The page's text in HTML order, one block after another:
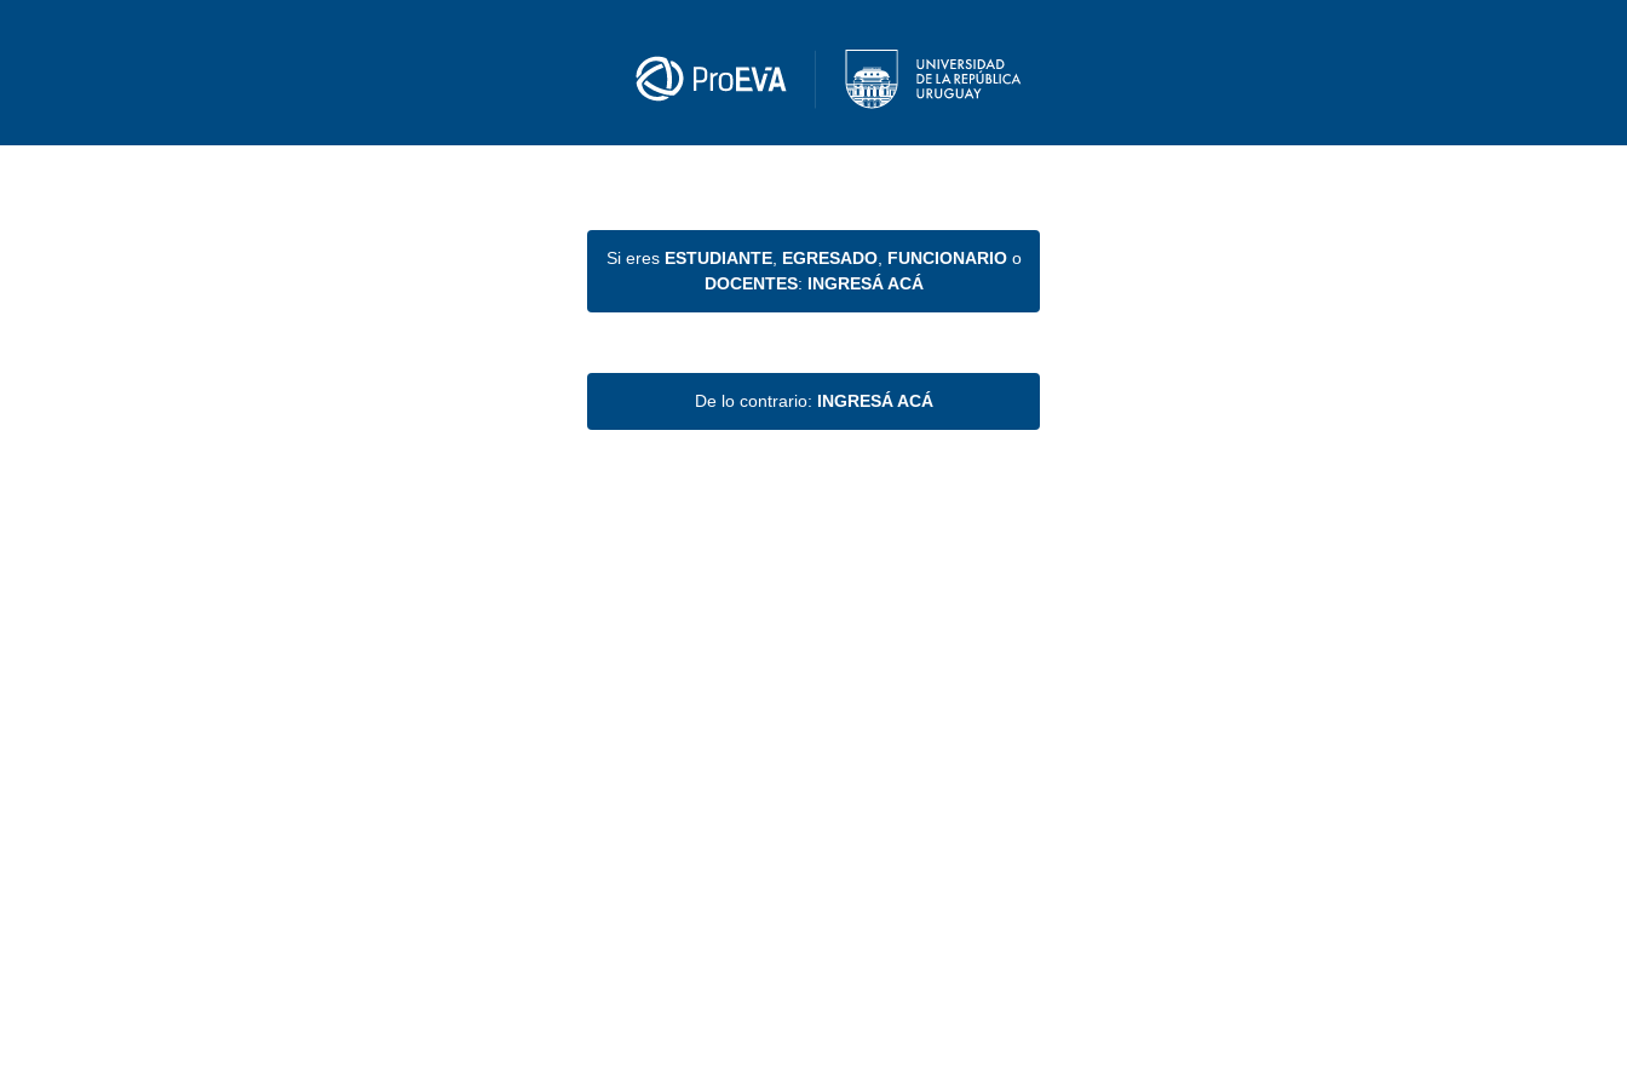
Si eres ESTUDIANTE, EGRESADO, FUNCIONARIOo
DOCENTES: INGRESÁ ACÁ
De lo contrario: INGRESÁ ACÁ